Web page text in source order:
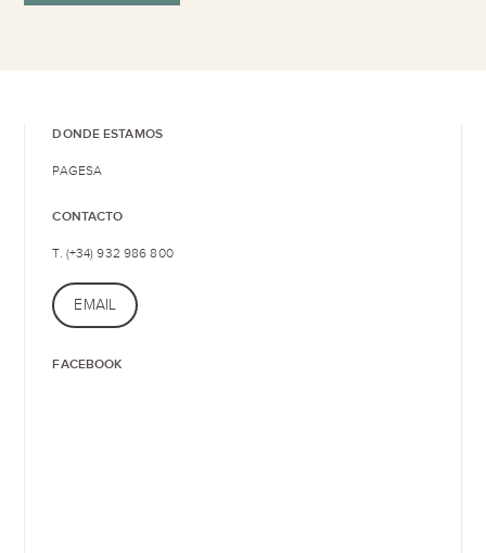
DONDE ESTAMOS
PAGESA
CONTACTO
T. (+34) 932 986 800
EMAIL
FACEBOOK